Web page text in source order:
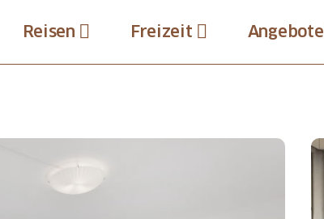
Reisen Freizeit Angebote